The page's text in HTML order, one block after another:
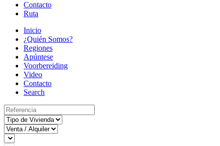
Contacto
Ruta
Inicio
¿Quién Somos?
Regiones
Apúntese
Voorbereiding
Video
Contacto
Search